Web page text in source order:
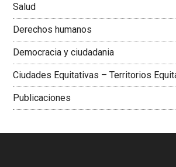
Salud
Derechos humanos
Democracia y ciudadania
Ciudades Equitativas – Territorios
Publicaciones